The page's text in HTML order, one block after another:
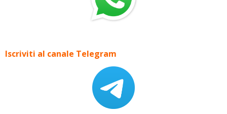
Iscriviti al canale Telegram